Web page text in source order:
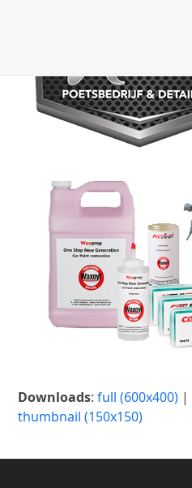
Downloads:full (600x400) |
thumbnail (150x150)